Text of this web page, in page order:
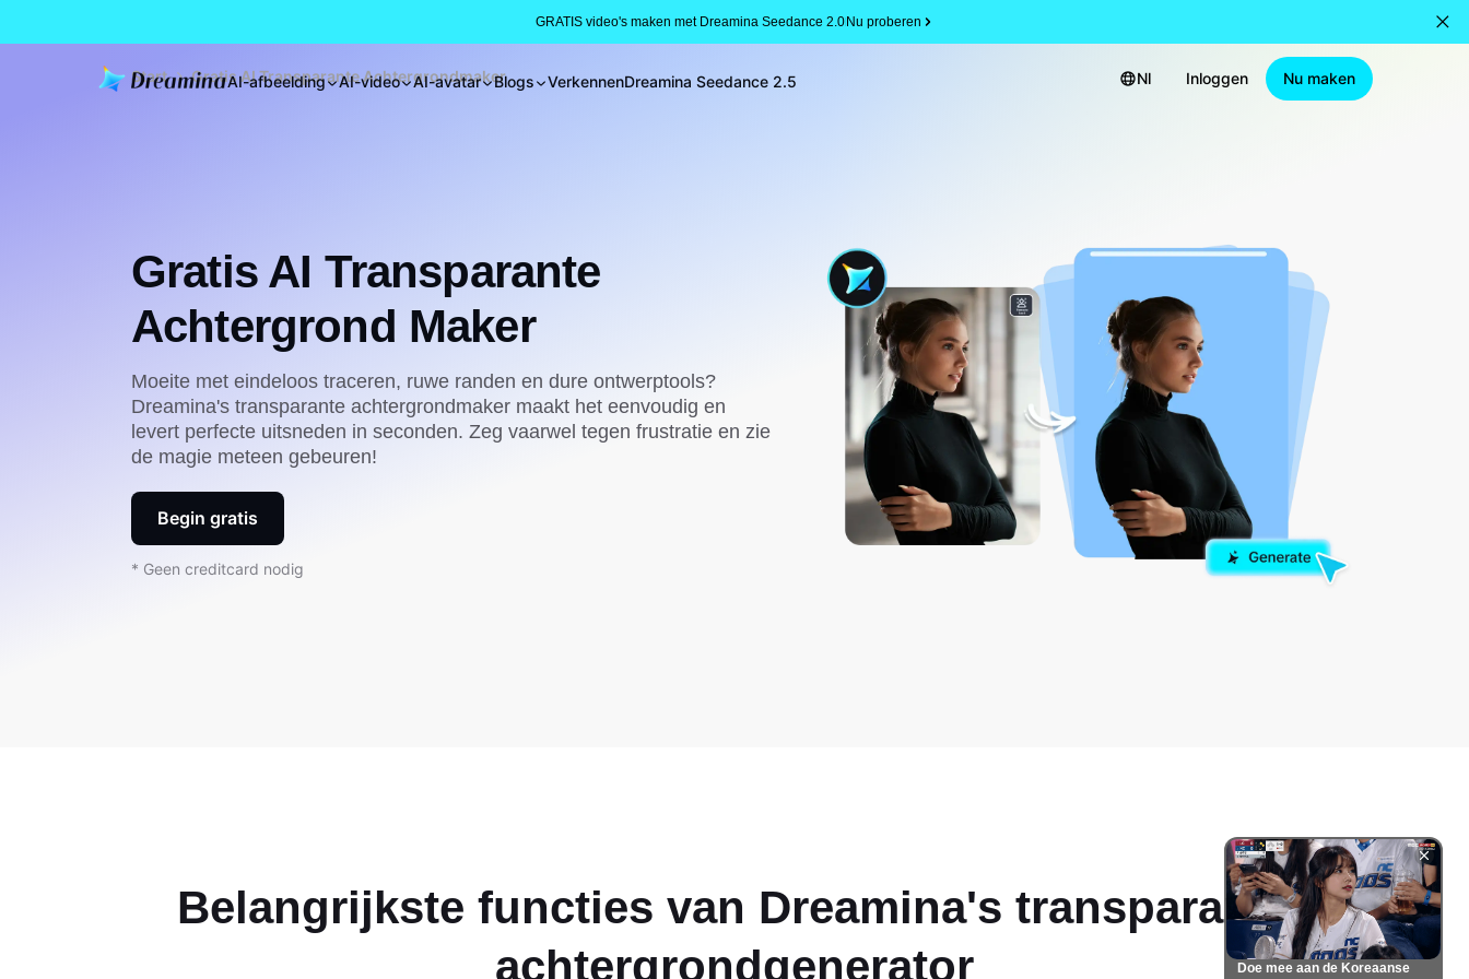
GRATIS video's maken met Dreamina Seedance 2.0Nu proberen
AI-afbeelding AI-video AI-avatar Blogs VerkennenDreamina Seedance 2.5 Nl Inloggen Nu maken
Start Gratis AI Transparante Achtergrondmaker
Gratis AI Transparante
Achtergrond Maker
Moeite met eindeloos traceren, ruwe randen en dure ontwerptools?
Dreamina's transparante achtergrondmaker maakt het eenvoudig en
levert perfecte uitsneden in seconden. Zeg vaarwel tegen frustratie en zie
de magie meteen gebeuren!
Begin gratis
* Geen creditcard nodig
Belangrijkste functies van Dreamina's transparante
achtergrondgenerator
Doe mee aan de Koreaanse